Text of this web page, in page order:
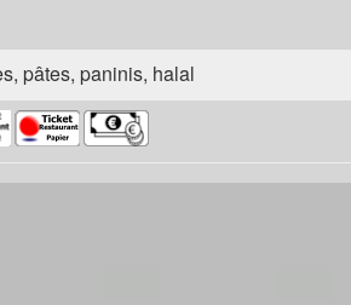
pâtes, paninis, halal